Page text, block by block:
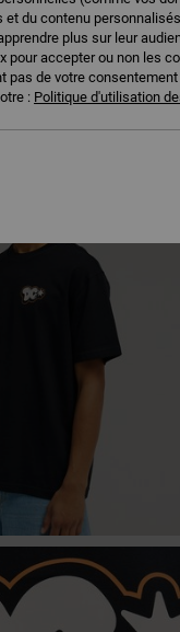
du contenu
plus sur leur
pour accepter ou non les
pas de votre
: Politique d'utilisation